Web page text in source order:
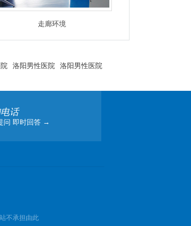
走廊环境
洛阳男性医院 洛阳男性医院
话
问 即时回答 →
不承担由此